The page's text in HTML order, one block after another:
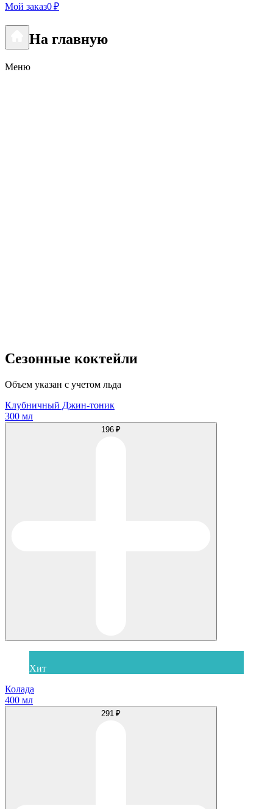
Мой заказ0 ₽
На главную
Меню
Сезонные коктейли
Объем указан с учетом льда
Клубничный Джин-тоник
300 мл
196 ₽
Хит
Колада
400 мл
291 ₽